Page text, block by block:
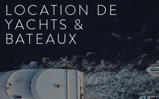
LOCATION DE
YACHTS &
BATEAUX